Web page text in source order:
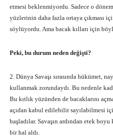
etmesi beklenmiyordu. Sadece o
yüzlerinin daha fazla ortaya çıkması
söylüyordu. Ama bacak kılları için
Peki, bu durum neden değişti?
2. Dünya Savaşı sırasında hükümet,
kullanmak zorundaydı. Bu nedenle
Bu kıtlık yüzünden de bacaklarını
açıdan kabul edilebilir sayılabilmesi
başladılar. Savaşın ardından etek
bir hal aldı.